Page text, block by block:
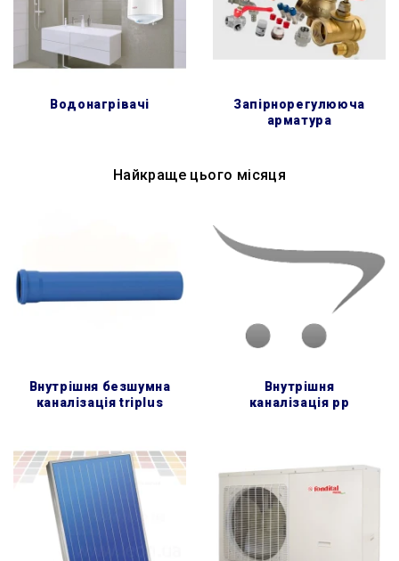
водонагрівачі
запірнорегулююча
арматура
Найкраще цього місяця
внутрішня безшумна
каналізація triplus
внутрішня
каналізація pp